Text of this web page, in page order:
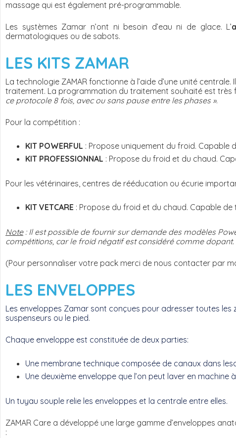
massage qui est également pré-programmable.
Les systèmes Zamar n’ont ni besoin d’eau ni de glace. L’
dermatologiques ou de sabots.
LES KITS ZAMAR
La technologie ZAMAR fonctionne à l’aide d’une unité
traitement. La programmation du traitement souhaité est très
ce protocole 8 fois, avec ou sans pause entre les phases ».
Pour la compétition :
KIT POWERFUL : Propose uniquement du froid. Capable
KIT PROFESSIONNAL : Propose du froid et du chaud.
Pour les vétérinaires, centres de rééducation ou écurie
KIT VETCARE : Propose du froid et du chaud. Capable
Note: Il est possible de fournir sur demande des modèles
compétitions, car le froid négatif est considéré comme dopant.
(Pour personnaliser votre pack merci de nous contacter par
LES ENVELOPPES
Les enveloppes Zamar sont conçues pour adresser toutes les
suspenseurs ou le pied.
Chaque enveloppe est constituée de deux parties:
Une membrane technique composée de canaux dans
Une deuxième enveloppe que l’on peut laver en
Un tuyau souple relie les enveloppes et la centrale entre elles.
ZAMAR Care a développé une large gamme d’enveloppes
: